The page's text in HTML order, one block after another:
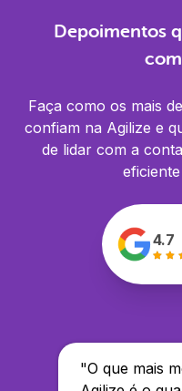
Depoimentos
Faça como os mais
confiam na Agilize e
de lidar com a
4.7
"O que mais